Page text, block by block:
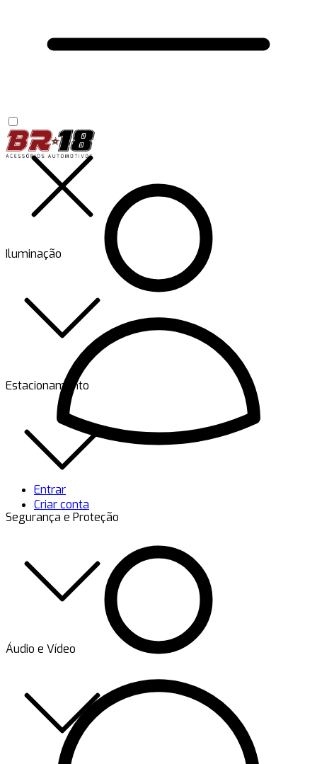
Iluminação
Estacionamento
Segurança e Proteção
Áudio e Vídeo
Entrar
Criar conta